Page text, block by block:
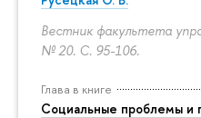
Вестник факультета
№ 20. С. 95-106.
Глава в книге
Социальные проблемы и